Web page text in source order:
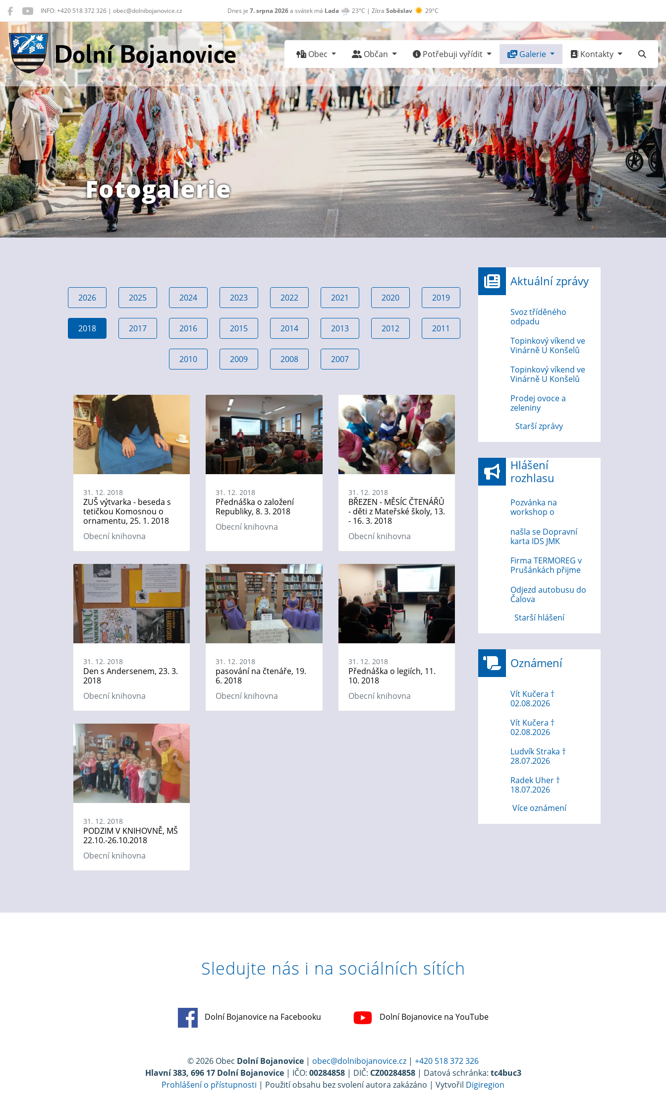
INFO: +420 518 372 326 | obec@dolnibojanovice.cz Dnes je 7. srpna 2026a svátek má Lada 23°C | Zítra Soběslav 29°C
Dolní Bojanovice
Obec Občan Potřebuji vyřídit Galerie Kontakty
Fotogalerie
2026 2025 2024 2023 2022 2021 2020 2019
2018 2017 2016 2015 2014 2013 2012 2011
2010 2009 2008 2007
31. 12. 2018
ZUŠ výtvarka - beseda s
tetičkou Komosnou o
ornamentu, 25. 1. 2018
Obecní knihovna
31. 12. 2018
Přednáška o založení
Republiky, 8. 3. 2018
Obecní knihovna
31. 12. 2018
BŘEZEN - MĚSÍC ČTENÁŘŮ
- děti z Mateřské školy, 13.
- 16. 3. 2018
Obecní knihovna
31. 12. 2018
Den s Andersenem, 23. 3.
2018
Obecní knihovna
31. 12. 2018
pasování na čtenáře, 19.
6. 2018
Obecní knihovna
31. 12. 2018
Přednáška o legiích, 11.
10. 2018
Obecní knihovna
31. 12. 2018
PODZIM V KNIHOVNĚ, MŠ
22.10.-26.10.2018
Obecní knihovna
Aktuální zprávy
Svoz tříděného
odpadu
Topinkový víkend ve
Vinárně U Konšelů
Topinkový víkend ve
Vinárně U Konšelů
Prodej ovoce a
zeleniny
Starší zprávy
Hlášení
rozhlasu
Pozvánka na
workshop o
internetu 12.8.2026
našla se Dopravní
karta IDS JMK
Firma TERMOREG v
Prušánkách přijme
Odjezd autobusu do
Čalova
Starší hlášení
Oznámení
Vít Kučera †
02.08.2026
Vít Kučera †
02.08.2026
Ludvík Straka †
28.07.2026
Radek Uher †
18.07.2026
Více oznámení
Sledujte nás i na sociálních sítích
Dolní Bojanovice na Facebooku Dolní Bojanovice na YouTube
© 2026 Obec Dolní Bojanovice | obec@dolnibojanovice.cz | +420 518 372 326
Hlavní 383, 696 17 Dolní Bojanovice| IČO: 00284858| DIČ: CZ00284858| Datová schránka: tc4buc3
Prohlášení o přístupnosti | Použití obsahu bez svolení autora zakázáno | Vytvořil Digiregion